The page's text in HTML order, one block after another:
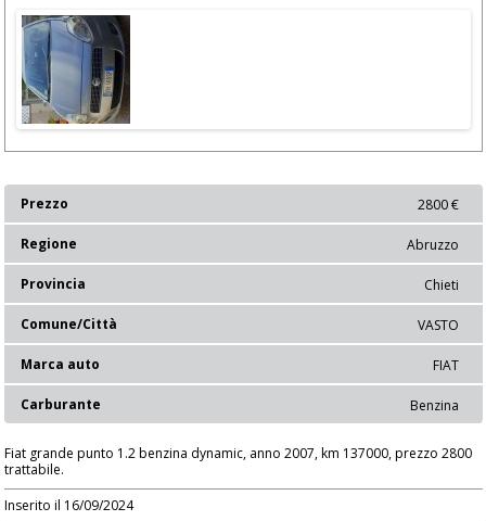
2800 €
Prezzo
Abruzzo
Regione
Chieti
Provincia
VASTO
Comune/Città
FIAT
Marca auto
Benzina
Carburante
Fiat grande punto 1.2 benzina dynamic, anno 2007, km 137000, prezzo 2800
trattabile.
Inserito il 16/09/2024